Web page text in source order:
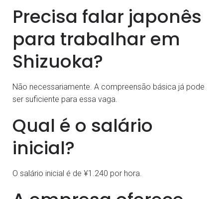
Precisa falar japonês
para trabalhar em
Shizuoka?
Não necessariamente. A compreensão básica já pode
ser suficiente para essa vaga.
Qual é o salário
inicial?
O salário inicial é de ¥1.240 por hora.